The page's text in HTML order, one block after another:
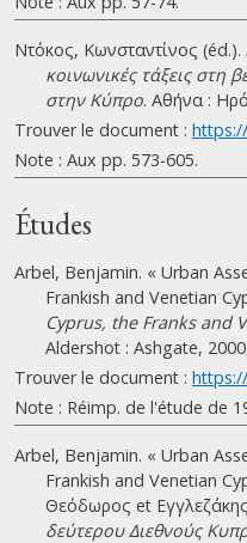
Ντόκος, Κωνσταντίνος (éd.).
κοινωνικές τάξεις στη
στην Κύπρο. Αθήνα :
Trouver le document :
Note : Aux pp. 573-605.
Études
Arbel, Benjamin. « Urban
Frankish and Venetian
Cyprus, the Franks and
Aldershot : Ashgate,
Trouver le document :
Note : Réimp. de l'étude de
Arbel, Benjamin. « Urban
Frankish and Venetian
Θεόδωρος et
δεύτερου Διεθνούς